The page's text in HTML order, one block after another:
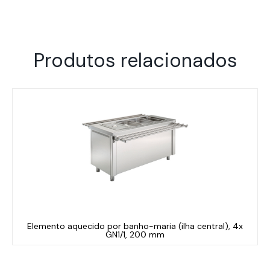
Produtos relacionados
Elemento aquecido por banho-maria (ilha central), 4x
GN1/1, 200 mm